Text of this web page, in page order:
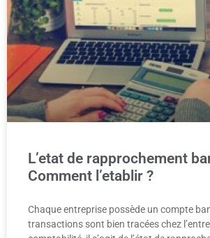
L’etat de rapprochement
Comment l’etablir ?
Chaque entreprise possède un compte
transactions sont bien tracées chez